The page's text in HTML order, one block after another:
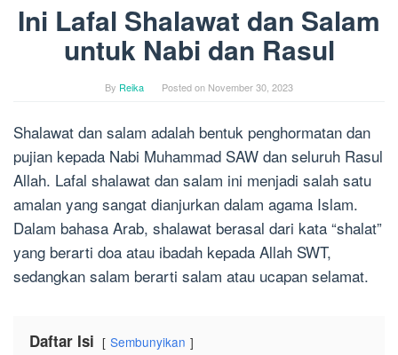
Ini Lafal Shalawat dan Salam
untuk Nabi dan Rasul
By Reika Posted on November 30, 2023
Shalawat dan salam adalah bentuk penghormatan dan
pujian kepada Nabi Muhammad SAW dan seluruh Rasul
Allah. Lafal shalawat dan salam ini menjadi salah satu
amalan yang sangat dianjurkan dalam agama Islam.
Dalam bahasa Arab, shalawat berasal dari kata “shalat”
yang berarti doa atau ibadah kepada Allah SWT,
sedangkan salam berarti salam atau ucapan selamat.
Daftar Isi Sembunyikan